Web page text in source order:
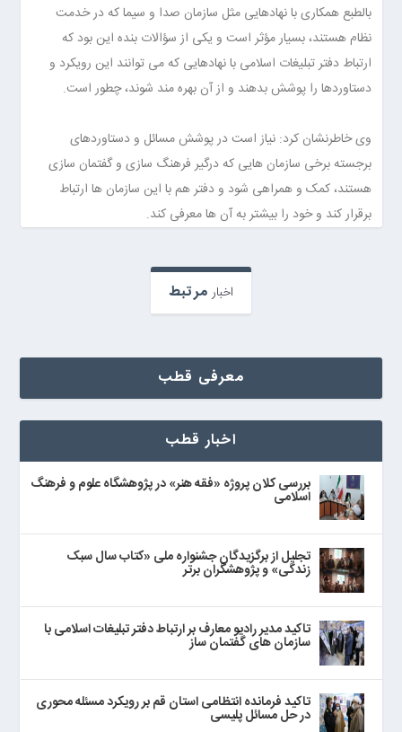
بالطبع همکاری با نهادهایی مثل سازمان صدا و سیما که در خدمت
نظام هستند، بسیار مؤثر است و یکی از سؤالات بنده این بود که
ارتباط دفتر تبلیغات اسلامی با نهادهایی که می توانند این رویکرد و
دستاوردها را پوشش بدهند و از آن بهره مند شوند، چطور است.
وی خاطرنشان کرد: نیاز است در پوشش مسائل و دستاوردهای
برجسته برخی سازمان هایی که درگیر فرهنگ سازی و گفتمان سازی
هستند، کمک و همراهی شود و دفتر هم با این سازمان ها ارتباط
برقرار کند و خود را بیشتر به آن ها معرفی کند.
اخبار مرتبط
معرفی قطب
اخبار قطب
بررسی کلان پروژه «فقه هنر» در پژوهشگاه علوم و فرهنگ
اسلامی
تجلیل از برگزیدگان جشنواره ملی «کتاب سال سبک
زندگی» و پژوهشگران برتر
تاکید مدیر رادیو معارف بر ارتباط دفتر تبلیغات اسلامی با
سازمان های گفتمان ساز
تاکید فرمانده انتظامی استان قم بر رویکرد مسئله محوری
در حل مسائل پلیسی